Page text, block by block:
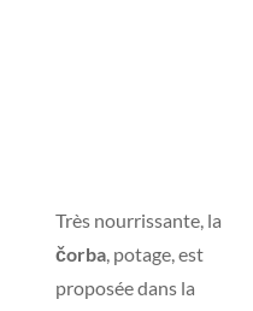
Très nourrissante, la
čorba, potage, est
proposée dans la